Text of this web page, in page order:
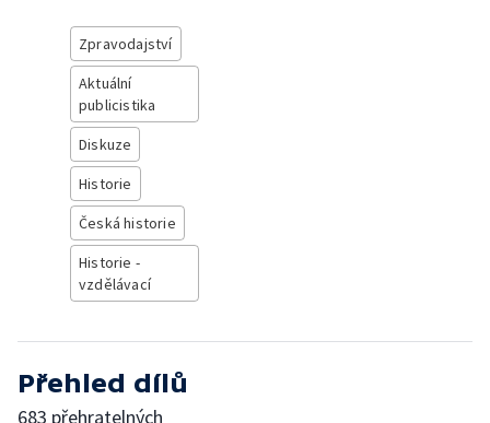
Zpravodajství
Aktuální
publicistika
Diskuze
Historie
Česká historie
Historie -
vzdělávací
Přehled dílů
683 přehratelných